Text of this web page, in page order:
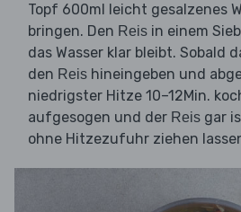
Topf 600ml leicht gesalzenes
bringen. Den Reis in einem
das Wasser klar bleibt. Sobald
den Reis hineingeben und
niedrigster Hitze 10–12Min.
aufgesogen und der Reis gar
ohne Hitzezufuhr ziehen